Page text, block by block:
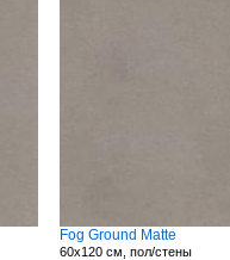
Fog Ground Matte
60x120 см, пол/стены